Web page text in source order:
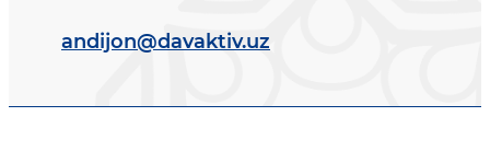
andijon@davaktiv.uz